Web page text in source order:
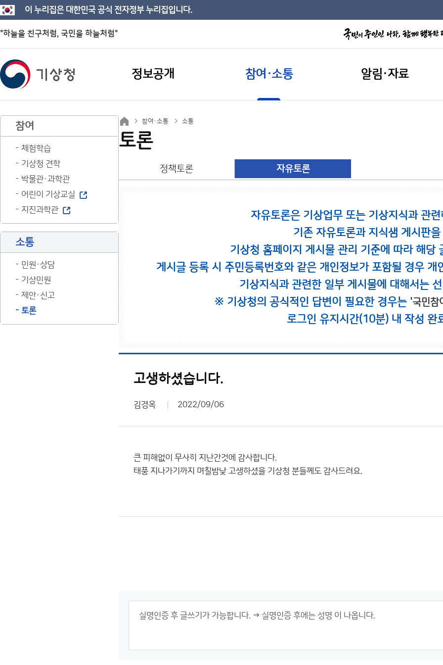
이 누리집은 대한민국 공식 전자정부 누리집입니다.
"하늘을 친구처럼, 국민을 하늘처럼"
정보공개 참여·소통 알림·자료
참여
체험학습
기상청 견학
박물관·과학관
어린이 기상교실
지진과학관
소통
민원·상담
기상민원
제안·신고
토론
참여·소통 소통
토론
정책토론 자유토론
자유토론은 기상업무 또는 기상지식과 관
기존 자유토론과 지식샘 게시판
기상청 홈페이지 게시물 관리 기준에 따라 해당
게시글 등록 시 주민등록번호와 같은 개인정보가 포함될 경우
기상지식과 관련한 일부 게시물에 대해서는
※ 기상청의 공식적인 답변이 필요한 경우는 '국민참
로그인 유지시간(10분) 내 작성 완
고생하셨습니다.
김경옥 2022/09/06
큰 피해없이 무사히 지난간것에 감사합니다.
태풍 지나가기까지 며칠밤낮 고생하셨을 기상청 분들께도 감사드려요.